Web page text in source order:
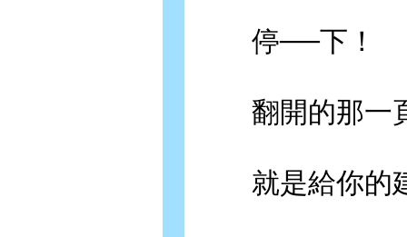
停──下！
翻開的那一
就是給你的